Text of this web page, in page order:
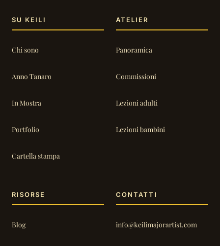
SU KEILI
Chi sono
Anno Tanaro
In Mostra
Portfolio
Cartella stampa
ATELIER
Panoramica
Commissioni
Lezioni adulti
Lezioni bambini
RISORSE
Blog
CONTATTI
info@keilimajorartist.com